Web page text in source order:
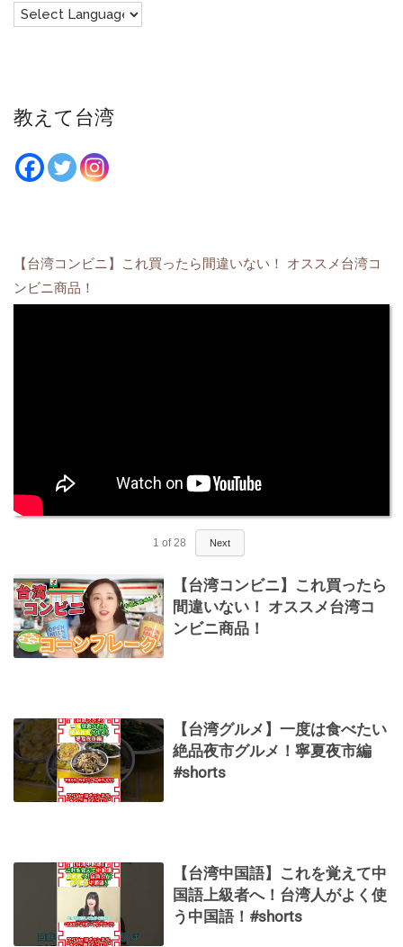
教えて台湾
【台湾コンビニ】これ買ったら間違いない！ オススメ台湾コ
ンビニ商品！
1 of 28 Next
【台湾コンビニ】これ買ったら
間違いない！ オススメ台湾コ
ンビニ商品！
【台湾グルメ】一度は食べたい
絶品夜市グルメ！寧夏夜市編
#shorts
【台湾中国語】これを覚えて中
国語上級者へ！台湾人がよく使
う中国語！#shorts